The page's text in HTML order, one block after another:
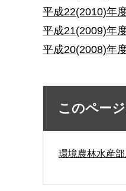
平成22(2010)年
平成21(2009)年
平成20(2008)年
このペー
環境農林水産